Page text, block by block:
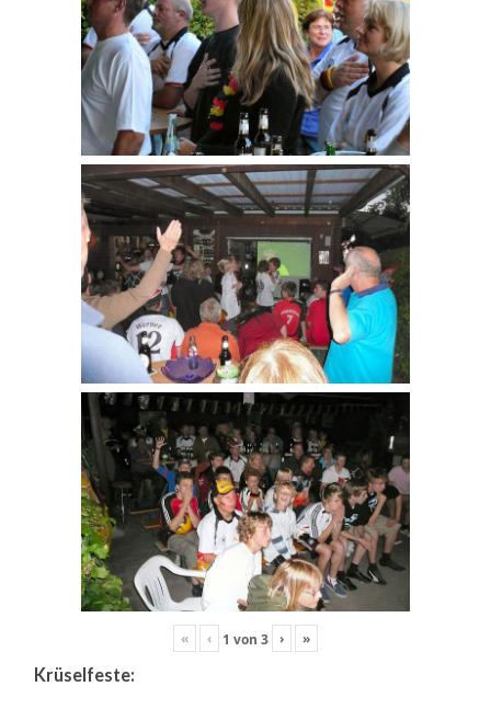
« ‹ 1 von 3 › »
Krüselfeste: